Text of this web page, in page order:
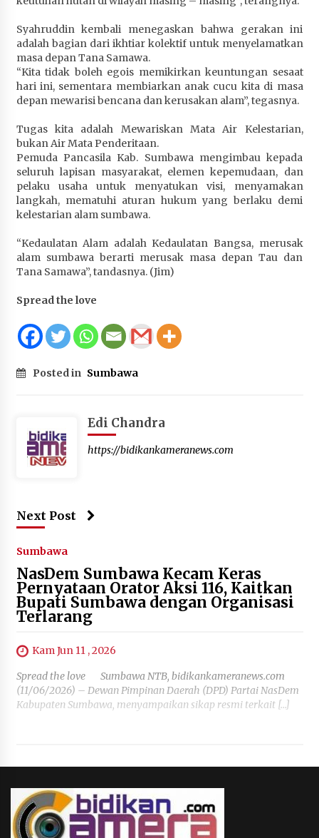
Syahruddin kembali menegaskan bahwa gerakan ini
adalah bagian dari ikhtiar kolektif untuk menyelamatkan
masa depan Tana Samawa.
“Kita tidak boleh egois memikirkan keuntungan sesaat
hari ini, sementara membiarkan anak cucu kita di masa
depan mewarisi bencana dan kerusakan alam”, tegasnya.
Tugas kita adalah Mewariskan Mata Air Kelestarian,
bukan Air Mata Penderitaan.
Pemuda Pancasila Kab. Sumbawa mengimbau kepada
seluruh lapisan masyarakat, elemen kepemudaan, dan
pelaku usaha untuk menyatukan visi, menyamakan
langkah, mematuhi aturan hukum yang berlaku demi
kelestarian alam sumbawa.
“Kedaulatan Alam adalah Kedaulatan Bangsa, merusak
alam sumbawa berarti merusak masa depan Tau dan
Tana Samawa”, tandasnya. (Jim)
Spread the love
Posted in Sumbawa
Edi Chandra
https://bidikankameranews.com
Next Post
Sumbawa
NasDem Sumbawa Kecam Keras
Pernyataan Orator Aksi 116, Kaitkan
Bupati Sumbawa dengan Organisasi
Terlarang
Kam Jun 11 , 2026
Spread the love Sumbawa NTB, bidikankameranews.com
(11/06/2026) – Dewan Pimpinan Daerah (DPD) Partai NasDem
Kabupaten Sumbawa, menyampaikan sikap resmi terkait […]